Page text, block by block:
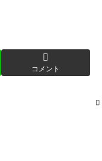
コメント